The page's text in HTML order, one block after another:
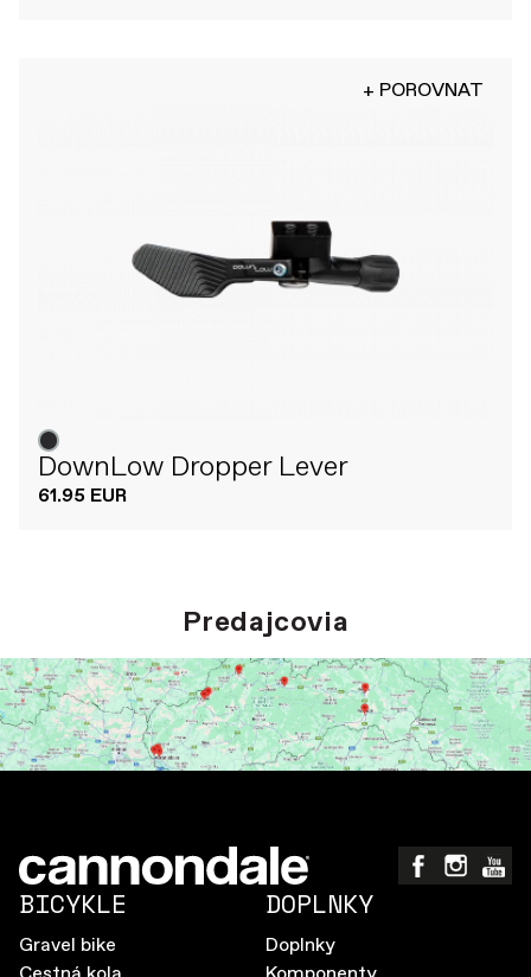
+ POROVNAT
DownLow Dropper Lever
61.95 EUR
Predajcovia
BICYKLE
Gravel bike
DOPLNKY
Doplnky